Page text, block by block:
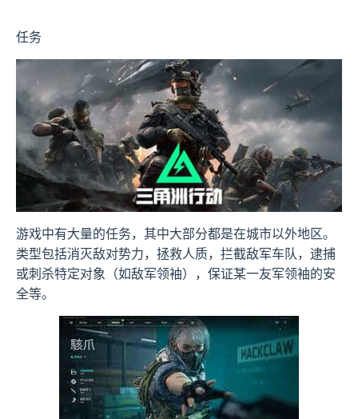
任务
游戏中有大量的任务，其中大部分都是在城市以外地区。
类型包括消灭敌对势力，拯救人质，拦截敌军车队，逮捕
或刺杀特定对象（如敌军领袖），保证某一友军领袖的安
全等。